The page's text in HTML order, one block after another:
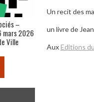
Un recit des
un livre de
AuxEditions
–
mars 2026
Ville